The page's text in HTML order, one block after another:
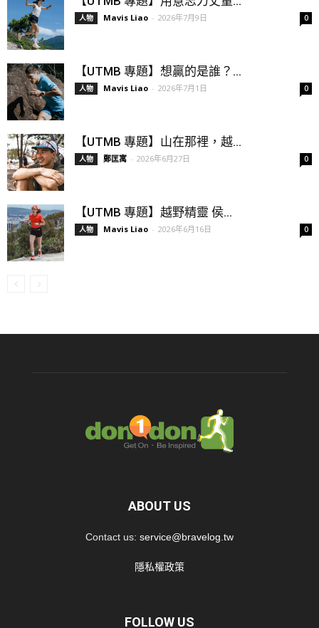
人物 Mavis Liao - 2026年7月9日 0
【UTMB 專題】想贏的是誰？...
人物 Mavis Liao - 2026年7月1日 0
【UTMB 專題】山在那裡，越...
人物 鄭匡寓 - 2026年6月27日 0
【UTMB 專題】越野精靈 侯...
人物 Mavis Liao - 2026年6月16日 0
ABOUT US
Contact us: service@bravelog.tw
隱私權政策
FOLLOW US